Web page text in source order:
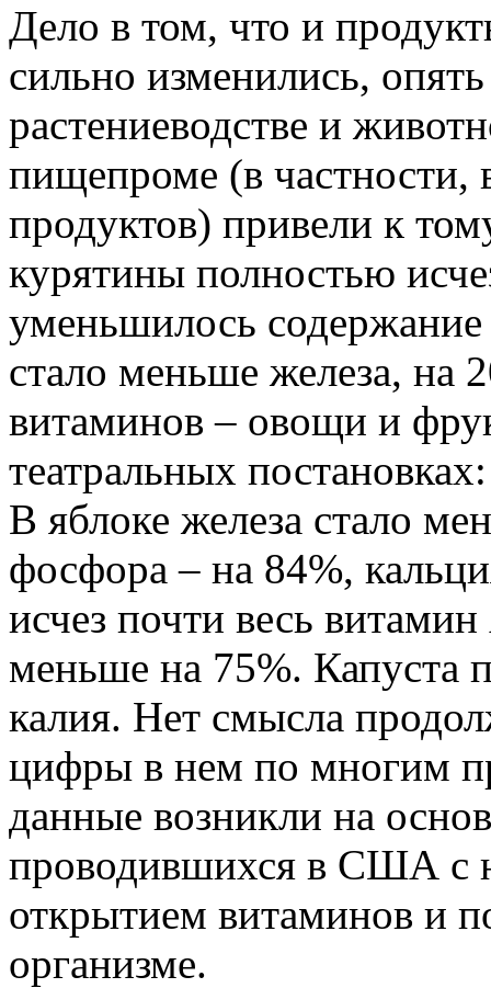
Дело в том, что и
сильно изменились,
растениеводстве и
пищепроме (в
продуктов) привели к
курятины полностью
уменьшилось
стало меньше железа, на
витаминов – овощи и
театральных
В яблоке железа стало
фосфора – на 84%,
исчез почти весь
меньше на 75%. Капуста
калия. Нет смысла
цифры в нем по многим
данные возникли на
проводившихся в США с
открытием витаминов и
организме.